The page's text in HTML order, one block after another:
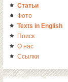
Статьи
Фото
Texts in English
Поиск
О нас
Ссылки